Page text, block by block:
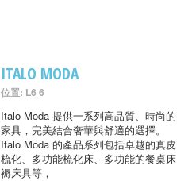
ITALO MODA
位置: L6 6
Italo Moda 提供一系列高品質、時尚的
家具，完美結合奢華與舒適的選擇。
Italo Moda 的產品系列包括卓越的真皮
梳化、多功能梳化床、多功能的餐桌床
褥床具等，